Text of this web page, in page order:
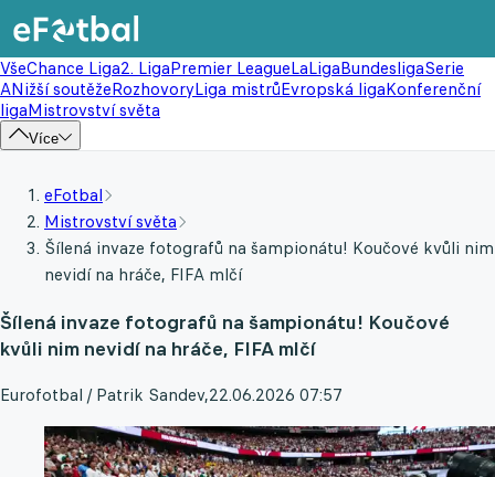
VšeChance Liga2. LigaPremier LeagueLaLigaBundesligaSerie
ANižší soutěžeRozhovoryLiga mistrůEvropská ligaKonferenční
ligaMistrovství světa
Více
eFotbal
Mistrovství světa
Šílená invaze fotografů na šampionátu! Koučové kvůli nim
nevidí na hráče, FIFA mlčí
Šílená invaze fotografů na šampionátu! Koučové
kvůli nim nevidí na hráče, FIFA mlčí
Eurofotbal / Patrik Sandev,22.06.2026 07:57